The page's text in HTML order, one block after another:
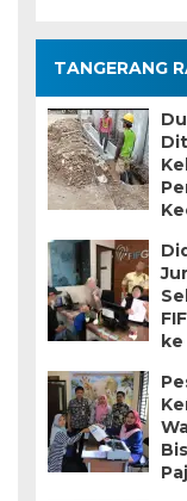
TANGERANG
ke